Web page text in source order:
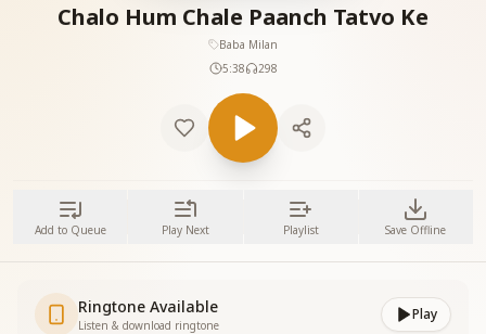
Chalo Hum Chale Paanch Tatvo Ke
Baba Milan
5:38
298
Add to Queue Play Next Playlist Save Offline
Ringtone Available
Listen & download ringtone
Play